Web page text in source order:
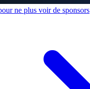
ne plus voir de sponsors